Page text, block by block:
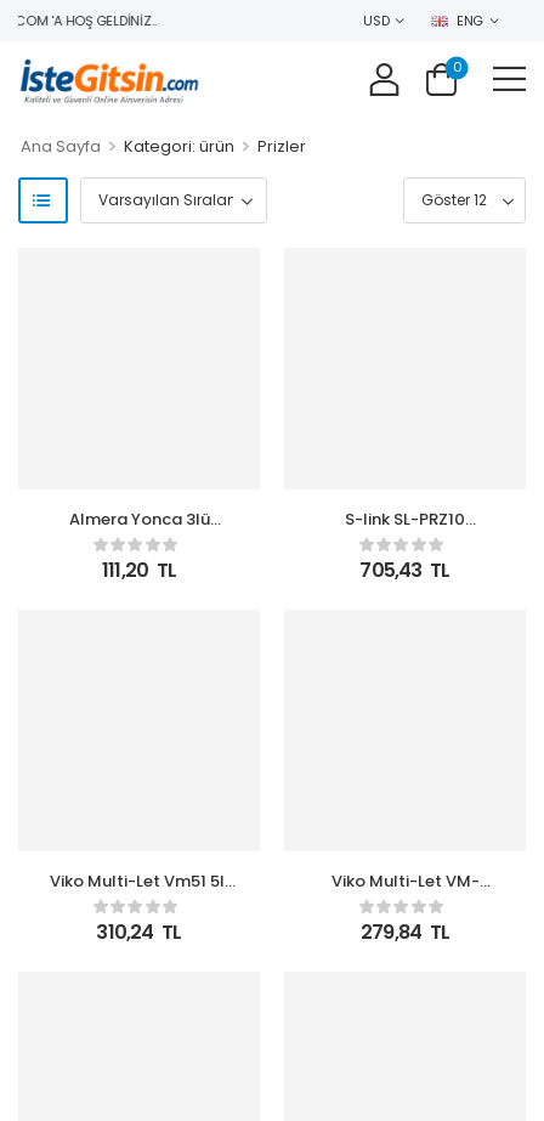
'A HOŞ GELDINIZ.. USD ENG
0
Ana Sayfa > Kategori: ürün > Prizler
Almera Yonca 3lü
111,20 TL
S-link SL-PRZ10
Hdmı(180) + vga-2 +
av-2 Kanal Üst Priz
705,43 TL
Viko Multi-Let Vm51 5li
1mt Topraklı Kablolu
(90113501)
310,24 TL
Viko Multi-Let VM-
21Anh 2li 1mt Anahtarlı
Kablolu (90117201)
279,84 TL